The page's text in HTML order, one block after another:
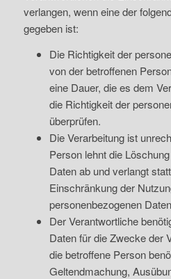
verlangen, wenn eine der
gegeben ist:
Die Richtigkeit der
von der betroffenen
eine Dauer, die es dem
die Richtigkeit der
überprüfen.
Die Verarbeitung ist
Person lehnt die
Daten ab und verlangt
Einschränkung der
personenbezogenen
Der Verantwortliche
Daten für die Zwecke der
die betroffene Person
Geltendmachung,